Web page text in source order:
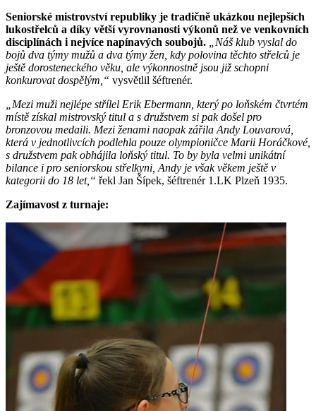
Seniorské mistrovství republiky je tradičně ukázkou nejlepších
lukostřelců a díky větší vyrovnanosti výkonů než ve venkovních
disciplínách i nejvíce napínavých soubojů. „Náš klub vyslal do
bojů dva týmy mužů a dva týmy žen, kdy polovina těchto střelců je
ještě dorosteneckého věku, ale výkonnostně jsou již schopni
konkurovat dospělým,“ vysvětlil šéftrenér.
„Mezi muži nejlépe střílel Erik Ebermann, který po loňském čtvrtém
místě získal mistrovský titul a s družstvem si pak došel pro
bronzovou medaili. Mezi ženami naopak zářila Andy Louvarová,
která v jednotlivcích podlehla pouze olympioničce Marii Horáčkové,
s družstvem pak obhájila loňský titul. To by byla velmi unikátní
bilance i pro seniorskou střelkyni, Andy je však věkem ještě v
kategorii do 18 let,“ řekl Jan Šípek, šéftrenér 1.LK Plzeň 1935.
Zajímavost z turnaje: